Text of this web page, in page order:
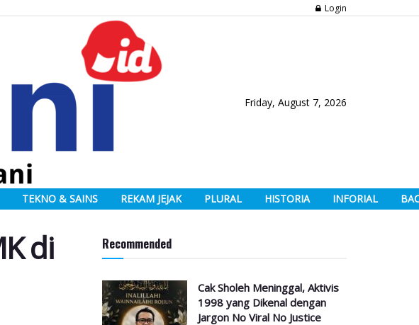
Login
Friday, August 7, 2026
TEKNO & SAINS REKAM JEJAK PLURAL HISTORIA INFORIAL
di
Recommended
Cak Sholeh Meninggal, Aktivis
1998 yang Dikenal dengan
Jargon No Viral No Justice